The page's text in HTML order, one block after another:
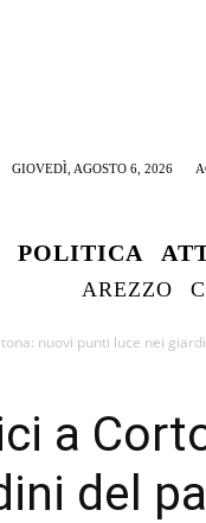
GIOVEDÌ, AGOSTO 6, 2026
POLITICA
AREZZO
nuovi punti luce nei
a
del